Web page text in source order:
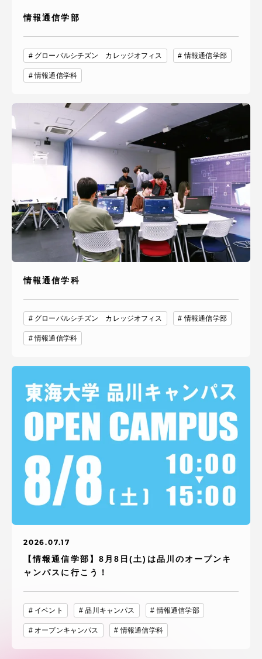
情報通信学部
グローバルシチズン カレッジオフィス 情報通信学部
情報通信学科
情報通信学科
グローバルシチズン カレッジオフィス 情報通信学部
情報通信学科
2026.07.17
【情報通信学部】8月8日(土)は品川のオープンキ
ャンパスに行こう！
イベント 品川キャンパス 情報通信学部
オープンキャンパス 情報通信学科